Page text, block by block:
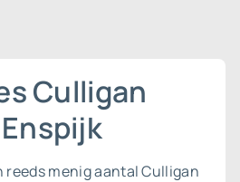
Culligan
reeds menig aantal Culligan